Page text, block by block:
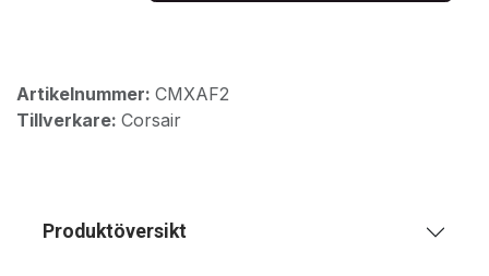
Artikelnummer: CMXAF2
Tillverkare: Corsair
Produktöversikt